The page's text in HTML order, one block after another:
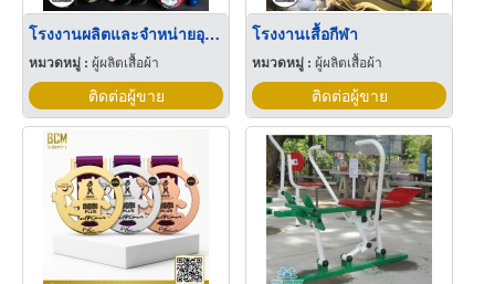
โรงงานผลิตและจำหน่ายอุปกรณ์กีฬา
หมวดหมู่ : ผู้ผลิตเสื้อผ้า
ติดต่อผู้ขาย
โรงงานเสื้อกีฬา
หมวดหมู่ :ผู้ผลิตเสื้อผ้า
ติดต่อผู้ขาย